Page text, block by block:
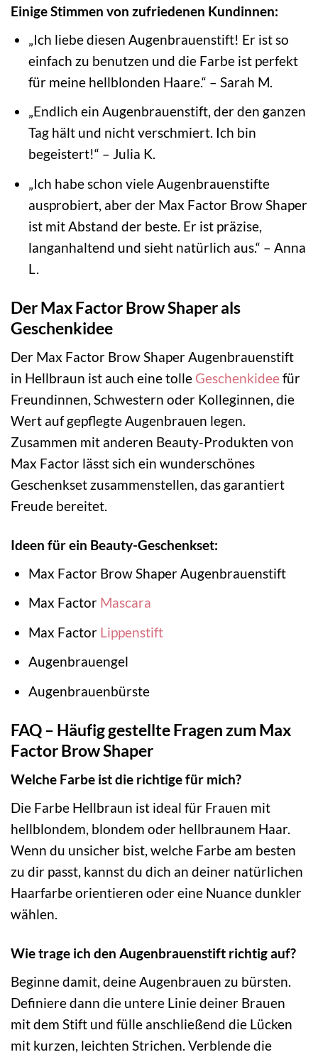
Einige Stimmen von zufriedenen Kundinnen:
„Ich liebe diesen Augenbrauenstift! Er ist so
einfach zu benutzen und die Farbe ist perfekt
für meine hellblonden Haare.“ – Sarah M.
„Endlich ein Augenbrauenstift, der den ganzen
Tag hält und nicht verschmiert. Ich bin
begeistert!“ – Julia K.
„Ich habe schon viele Augenbrauenstifte
ausprobiert, aber der Max Factor Brow Shaper
ist mit Abstand der beste. Er ist präzise,
langanhaltend und sieht natürlich aus.“ – Anna
L.
Der Max Factor Brow Shaper als
Geschenkidee
Der Max Factor Brow Shaper Augenbrauenstift
in Hellbraun ist auch eine tolle Geschenkideefür
Freundinnen, Schwestern oder Kolleginnen, die
Wert auf gepflegte Augenbrauen legen.
Zusammen mit anderen Beauty-Produkten von
Max Factor lässt sich ein wunderschönes
Geschenkset zusammenstellen, das garantiert
Freude bereitet.
Ideen für ein Beauty-Geschenkset:
Max Factor Brow Shaper Augenbrauenstift
Max Factor Mascara
Max Factor Lippenstift
Augenbrauengel
Augenbrauenbürste
FAQ – Häufig gestellte Fragen zum Max
Factor Brow Shaper
Welche Farbe ist die richtige für mich?
Die Farbe Hellbraun ist ideal für Frauen mit
hellblondem, blondem oder hellbraunem Haar.
Wenn du unsicher bist, welche Farbe am besten
zu dir passt, kannst du dich an deiner natürlichen
Haarfarbe orientieren oder eine Nuance dunkler
wählen.
Wie trage ich den Augenbrauenstift richtig auf?
Beginne damit, deine Augenbrauen zu bürsten.
Definiere dann die untere Linie deiner Brauen
mit dem Stift und fülle anschließend die Lücken
mit kurzen, leichten Strichen. Verblende die